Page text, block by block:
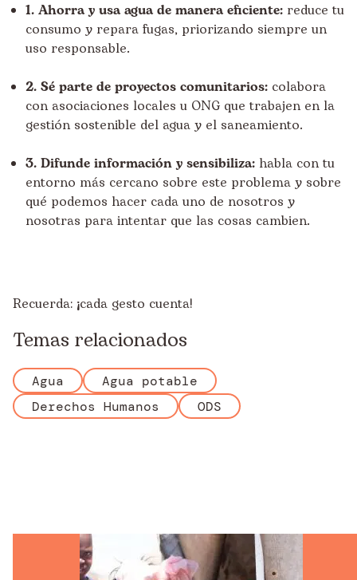
1. Ahorra y usa agua de manera eficiente: reduce tu
consumo y repara fugas, priorizando siempre un
uso responsable.
2. Sé parte de proyectos comunitarios: colabora
con asociaciones locales u ONG que trabajen en la
gestión sostenible del agua y el saneamiento.
3. Difunde información y sensibiliza: habla con tu
entorno más cercano sobre este problema y sobre
qué podemos hacer cada uno de nosotros y
nosotras para intentar que las cosas cambien.
Recuerda: ¡cada gesto cuenta!
Temas relacionados
Agua
Agua potable
Derechos Humanos
ODS